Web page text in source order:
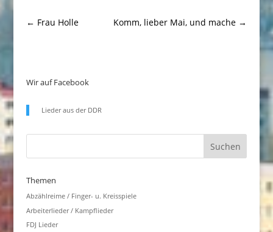
← Frau Holle Komm, lieber Mai, und mache →
Wir auf Facebook
Lieder aus der DDR
Themen
Abzählreime / Finger- u. Kreisspiele
Arbeiterlieder / Kampflieder
FDJ Lieder